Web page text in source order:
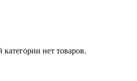
нет товаров.